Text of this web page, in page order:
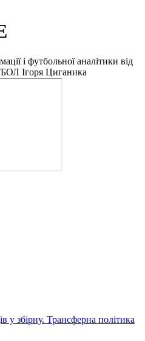
і футбольної аналітики від
Ігоря Циганика
у збірну. Трансферна політика